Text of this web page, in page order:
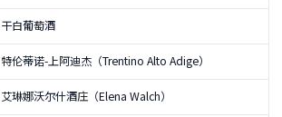
干白葡萄酒
特伦蒂诺-上阿迪杰（Trentino Alto Adige）
艾琳娜沃尔什酒庄（Elena Walch）